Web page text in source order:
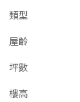
類型
屋齡
坪數
樓高